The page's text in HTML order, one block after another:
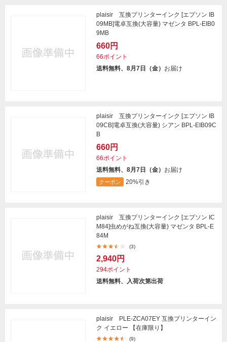
plaisir 互換プリンターインク [エプソン IB
09MB]電卓互換(大容量) マゼンタ BPL-EIB0
9MB
660円
66ポイント
送料無料、8月7日（金） お届け
plaisir 互換プリンターインク [エプソン IB
09CB]電卓互換(大容量) シアン BPL-EIB09C
B
660円
66ポイント
送料無料、8月7日（金） お届け
クーポン 20%引き
plaisir 互換プリンターインク [エプソン IC
M84]虫めがね互換(大容量) マゼンタ BPL-E
84M
(3)
2,940円
294ポイント
送料無料、入荷次第出荷
plaisir PLE-ZCA07EY 互換プリンターイン
ク イエロー 【在庫限り】
(9)